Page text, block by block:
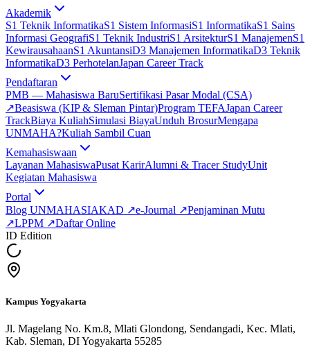
Akademik
S1 Teknik InformatikaS1 Sistem InformasiS1 InformatikaS1 Sains
Informasi GeografiS1 Teknik IndustriS1 ArsitekturS1 ManajemenS1
KewirausahaanS1 AkuntansiD3 Manajemen InformatikaD3 Teknik
InformatikaD3 PerhotelanJapan Career Track
Pendaftaran
PMB — Mahasiswa BaruSertifikasi Pasar Modal (CSA)
↗Beasiswa (KIP & Sleman Pintar)Program TEFAJapan Career
TrackBiaya KuliahSimulasi BiayaUnduh BrosurMengapa
UNMAHA?Kuliah Sambil Cuan
Kemahasiswaan
Layanan MahasiswaPusat KarirAlumni & Tracer StudyUnit
Kegiatan Mahasiswa
Portal
Blog UNMAHASIAKAD ↗e-Journal ↗Penjaminan Mutu
↗LPPM ↗Daftar Online
ID Edition
Kampus Yogyakarta
Jl. Magelang No. Km.8, Mlati Glondong, Sendangadi, Kec. Mlati,
Kab. Sleman, DI Yogyakarta 55285